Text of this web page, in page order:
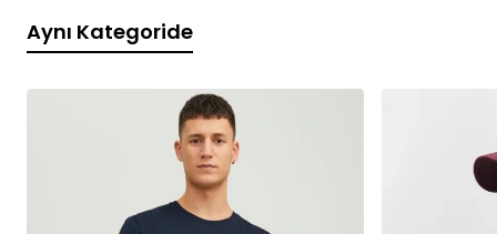
Aynı Kategoride